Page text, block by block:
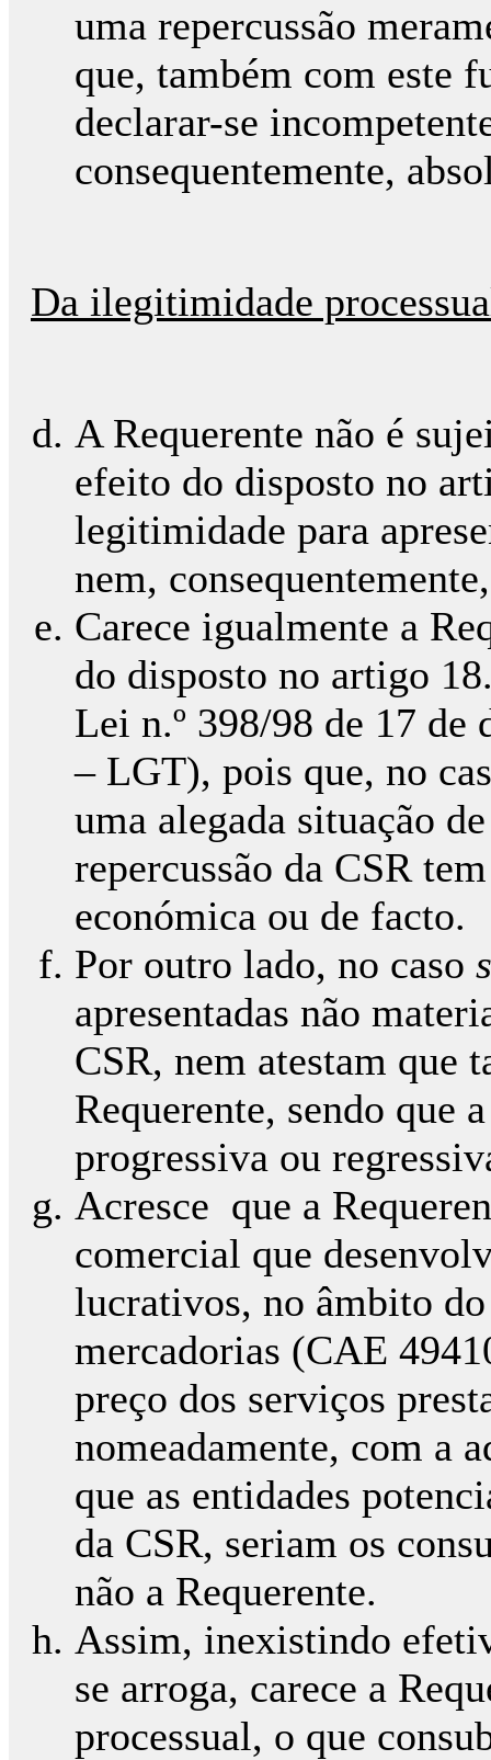
uma repercussão
que, também com este
declarar-se
consequentemente,
Da ilegitimidade
A Requerente não é
efeito do disposto no
legitimidade para
nem,
Carece igualmente a
do disposto no artigo
Lei n.º 398/98 de 17
– LGT), pois que, no
uma alegada situação
repercussão da CSR
económica ou de facto.
Por outro lado, no caso
apresentadas não
CSR, nem atestam que
Requerente, sendo que
progressiva ou
Acresce que a
comercial que
lucrativos, no âmbito
mercadorias (CAE
preço dos serviços
nomeadamente, com a
que as entidades
da CSR, seriam os
não a Requerente.
Assim, inexistindo
se arroga, carece a
processual, o que